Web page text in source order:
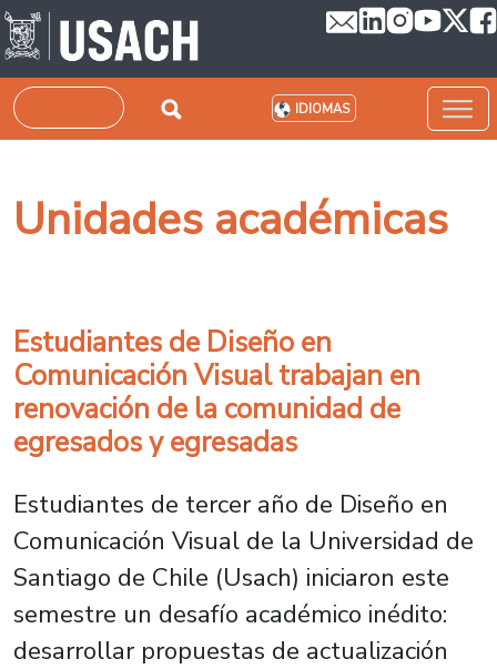
Pasar al contenido principal
Buscar IDIOMAS
Unidades académicas
Estudiantes de Diseño en
Comunicación Visual trabajan en
renovación de la comunidad de
egresados y egresadas
Estudiantes de tercer año de Diseño en
Comunicación Visual de la Universidad de
Santiago de Chile (Usach) iniciaron este
semestre un desafío académico inédito:
desarrollar propuestas de actualización